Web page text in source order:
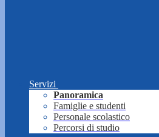
Servizi
Panoramica
Famiglie e studenti
Personale scolastico
Percorsi di studio